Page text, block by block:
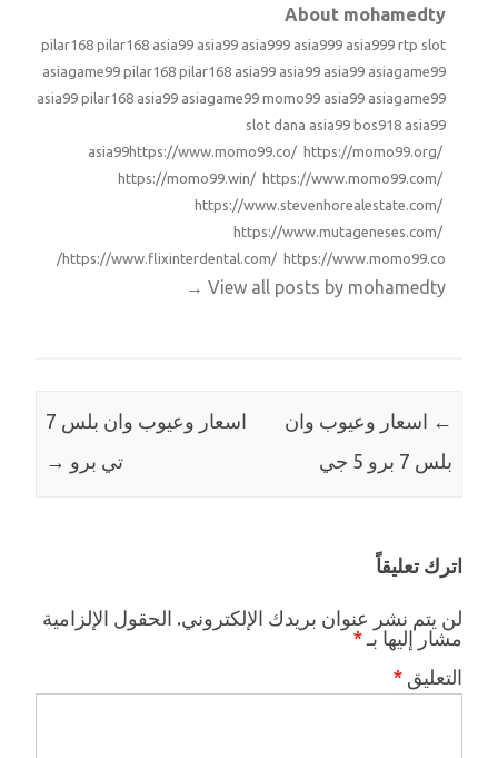
About mohamedty
pilar168 pilar168 asia99 asia99 asia999 asia999 asia999 rtp slot
asiagame99 pilar168 pilar168 asia99 asia99 asia99 asiagame99
asia99 pilar168 asia99 asiagame99 momo99 asia99 asiagame99
slot dana asia99 bos918 asia99
asia99https://www.momo99.co/ https://momo99.org/
https://momo99.win/ https://www.momo99.com/
https://www.stevenhorealestate.com/
https://www.mutageneses.com/
https://www.flixinterdental.com/ https://www.momo99.co/
View all posts by mohamedty
→
← اسعار وعيوب وان
بلس 7 برو 5 جي
اسعار وعيوب وان بلس 7
تي برو →
اترك تعليقاً
لن يتم نشر عنوان بريدك الإلكتروني. الحقول الإلزامية
مشار إليها بـ *
التعليق *